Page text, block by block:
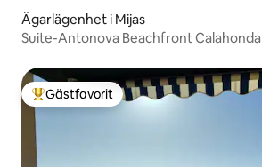
Ägarlägenhet i Mijas
Suite-Antonova Beachfront Calahonda
Populär gästfavorit
Gästfavorit